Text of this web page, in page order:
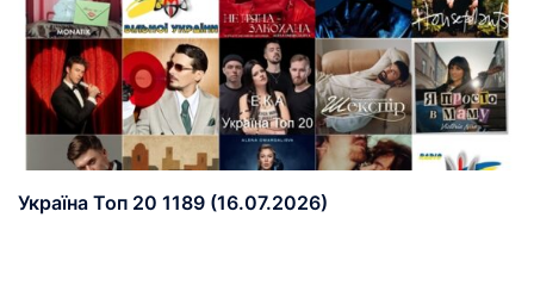
Україна Топ 20 1189 (16.07.2026)